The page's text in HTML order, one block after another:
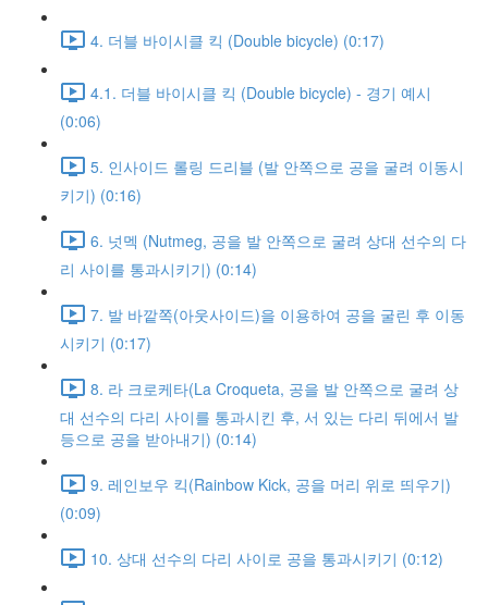
4. 더블 바이시클 킥 (Double bicycle) (0:17)
4.1. 더블 바이시클 킥 (Double bicycle) - 경기 예시
(0:06)
5. 인사이드 롤링 드리블 (발 안쪽으로 공을 굴려 이동시
키기) (0:16)
6. 넛멕 (Nutmeg, 공을 발 안쪽으로 굴려 상대 선수의 다
리 사이를 통과시키기) (0:14)
7. 발 바깥쪽(아웃사이드)을 이용하여 공을 굴린 후 이동
시키기 (0:17)
8. 라 크로케타(La Croqueta, 공을 발 안쪽으로 굴려 상
대 선수의 다리 사이를 통과시킨 후, 서 있는 다리 뒤에서 발
등으로 공을 받아내기) (0:14)
9. 레인보우 킥(Rainbow Kick, 공을 머리 위로 띄우기)
(0:09)
10. 상대 선수의 다리 사이로 공을 통과시키기 (0:12)